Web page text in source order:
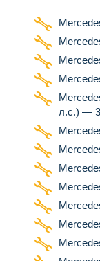
л.с.) —